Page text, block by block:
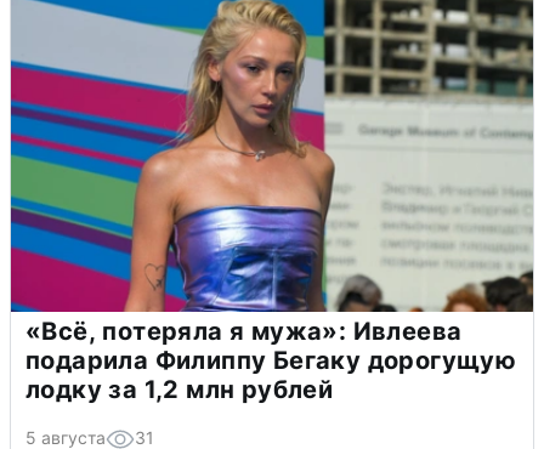
«Всё, потеряла я мужа»: Ивлеева
подарила Филиппу Бегаку дорогущую
лодку за 1,2 млн рублей
5 августа 31